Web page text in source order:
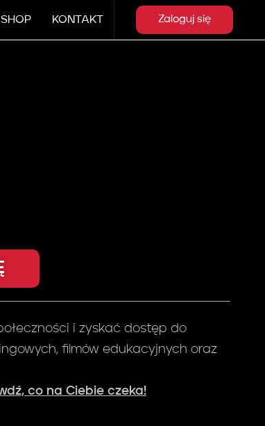
Zaloguj się
KONTAKT
i zyskać dostęp do
filmów edukacyjnych oraz
co na Ciebie czeka!